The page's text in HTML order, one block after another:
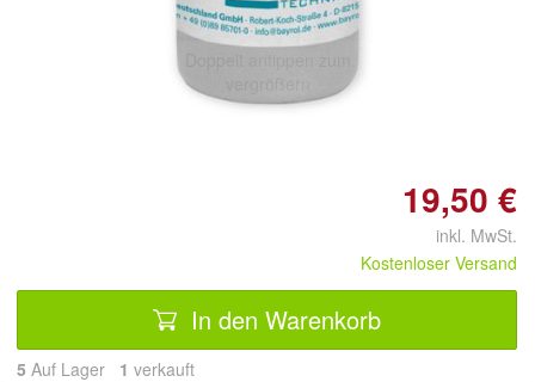
19,50 €
inkl. MwSt.
Kostenloser Versand
In den Warenkorb
5 Auf Lager 1 verkauft